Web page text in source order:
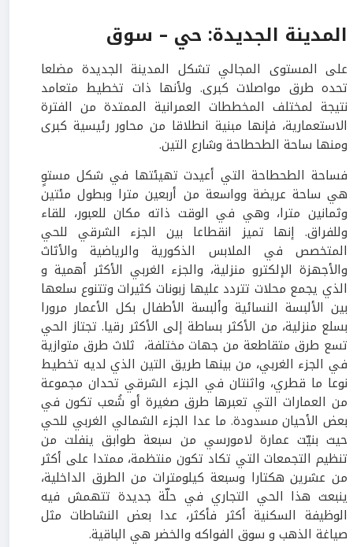
المدينة الجديدة: حي – سوق
على المستوى المجالي تشكل المدينة الجديدة مضلعا
تحده طرق مواصلات كبرى. ولأنها ذات تخطيط متعامد
نتيجة لمختلف المخططات العمرانية الممتدة من الفترة
الاستعمارية، فإنها مبنية انطلاقا من محاور رئيسية كبرى
ومنها ساحة الطحطاحة وشارع التين.
فساحة الطحطاحة التي أعيدت تهيئتها في شكل مستوٍ
هي ساحة عريضة وواسعة من أربعين مترا وبطول مئتين
وثمانين مترا، وهي في الوقت ذاته مكان للعبور، للقاء
وللفراق. إنها تميز انقطاعا بين الجزء الشرقي للحي
المتخصص في الملابس الذكورية والرياضية والأثاث
والأجهزة الإلكترو منزلية، والجزء الغربي الأكثر أهمية و
الذي يجمع محلات تتردد عليها زبونات كثيرات وتتنوع سلعها
بين الألبسة النسائية وألبسة الأطفال بكل الأعمار مرورا
بسلع منزلية، من الأكثر بساطة إلى الأكثر رقيا. تجتاز الحي
تسع طرق متقاطعة من جهات مختلفة، ثلاث طرق متوازية
في الجزء الغربي، من بينها طريق التين الذي لديه تخطيط
نوعا ما قطري، واثنتان في الجزء الشرقي تحدان مجموعة
من العمارات التي تعبرها طرق صغيرة أو شُعب تكون في
بعض الأحيان مسدودة. ما عدا الجزء الشمالي الغربي للحي
حيث بنيّت عمارة لامورسي من سبعة طوابق ينفلت من
تنظيم التجمعات التي تكاد تكون منتظمة، ممتدا على أكثر
من عشرين هكتارا وسبعة كيلومترات من الطرق الداخلية،
ينبعث هذا الحي التجاري في حلّة جديدة تتهمش فيه
الوظيفة السكنية أكثر فأكثر، عدا بعض النشاطات مثل
صياغة الذهب و سوق الفواكه والخضر هي الباقية.